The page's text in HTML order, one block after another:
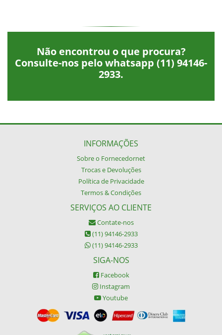
Não encontrou o que procura?
Consulte-nos pelo whatsapp (11) 94146-
2933.
INFORMAÇÕES
Sobre o Fornecedornet
Trocas e Devoluções
Política de Privacidade
Termos & Condições
SERVIÇOS AO CLIENTE
Contate-nos
(11) 94146-2933
(11) 94146-2933
SIGA-NOS
Facebook
Instagram
Youtube